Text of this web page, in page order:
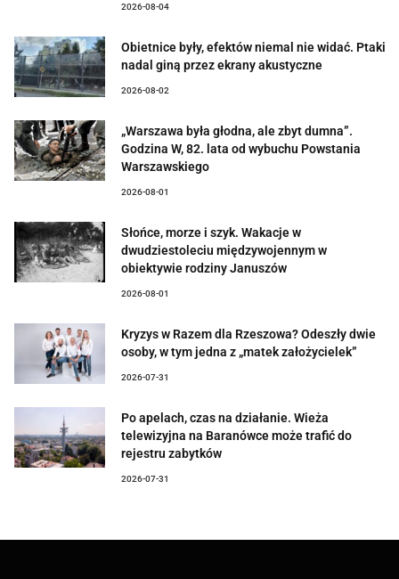
2026-08-04
Obietnice były, efektów niemal nie widać. Ptaki
nadal giną przez ekrany akustyczne
2026-08-02
„Warszawa była głodna, ale zbyt dumna”.
Godzina W, 82. lata od wybuchu Powstania
Warszawskiego
2026-08-01
Słońce, morze i szyk. Wakacje w
dwudziestoleciu międzywojennym w
obiektywie rodziny Januszów
2026-08-01
Kryzys w Razem dla Rzeszowa? Odeszły dwie
osoby, w tym jedna z „matek założycielek”
2026-07-31
Po apelach, czas na działanie. Wieża
telewizyjna na Baranówce może trafić do
rejestru zabytków
2026-07-31